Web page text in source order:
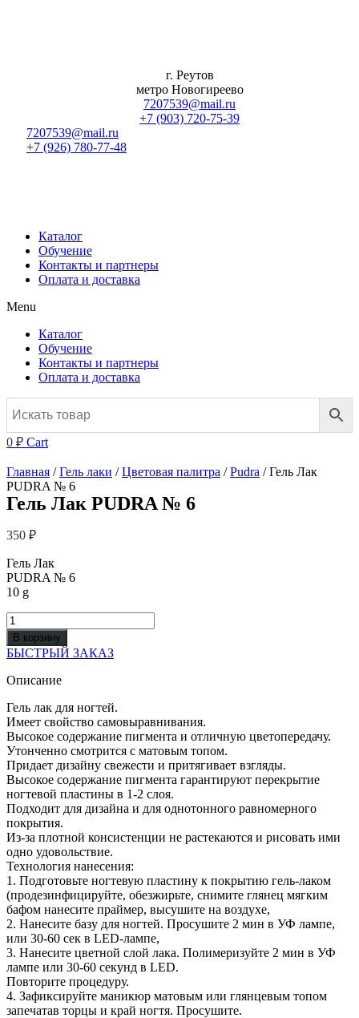
г. Реутов
метро Новогиреево
7207539@mail.ru
+7 (903) 720-75-39
7207539@mail.ru
+7 (926) 780-77-48
Каталог
Обучение
Контакты и партнеры
Оплата и доставка
Menu
Каталог
Обучение
Контакты и партнеры
Оплата и доставка
0 ₽ Cart
Главная /Гель лаки /Цветовая палитра /Pudra / Гель Лак
PUDRA № 6
Гель Лак PUDRA № 6
350 ₽
Гель Лак
PUDRA № 6
10 g
Количество
товара
Гель
Лак
PUDRA
6
В корзину
БЫСТРЫЙ ЗАКАЗ
Описание
Гель лак для ногтей.
Имеет свойство самовыравнивания.
Высокое содержание пигмента и отличную цветопередачу.
Утонченно смотрится с матовым топом.
Придает дизайну свежести и притягивает взгляды.
Высокое содержание пигмента гарантируют перекрытие
ногтевой пластины в 1-2 слоя.
Подходит для дизайна и для однотонного равномерного
покрытия.
Из-за плотной консистенции не растекаются и рисовать ими
одно удовольствие.
Технология нанесения:
1. Подготовьте ногтевую пластину к покрытию гель-лаком
(продезинфицируйте, обезжирьте, снимите глянец мягким
бафом нанесите праймер, высушите на воздухе,
2. Нанесите базу для ногтей. Просушите 2 мин в УФ лампе,
или 30-60 сек в LED-лампе,
3. Нанесите цветной слой лака. Полимеризуйте 2 мин в УФ
лампе или 30-60 секунд в LED.
Повторите процедуру.
4. Зафиксируйте маникюр матовым или глянцевым топом
запечатав торцы и край ногтя. Просушите.